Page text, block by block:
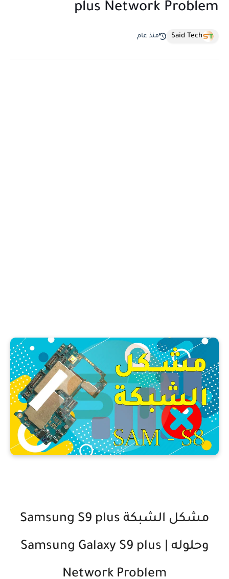
plus Network Problem
Said Tech منذ عام
مشكل الشبكة Samsung S9 plus
وحلوله | Samsung Galaxy S9 plus
Network Problem